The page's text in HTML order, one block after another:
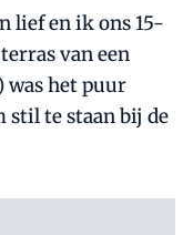
lief en ik ons 15-
van een
was het puur
stil te staan bij de